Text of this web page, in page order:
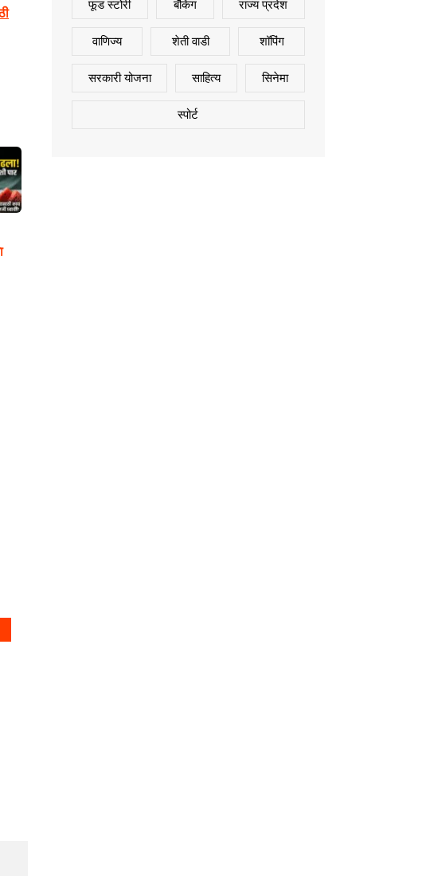
फूड स्टोरी बँकिंग राज्य प्रदेश
वाणिज्य शेती वाडी शॉपिंग
सरकारी योजना साहित्य सिनेमा
स्पोर्ट